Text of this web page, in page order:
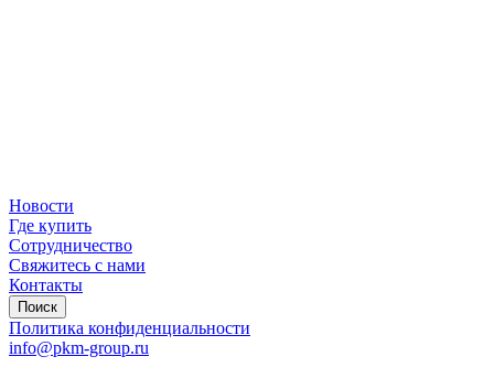
Новости
Где купить
Сотрудничество
Свяжитесь с нами
Контакты
Поиск
Политика конфиденциальности
info@pkm-group.ru